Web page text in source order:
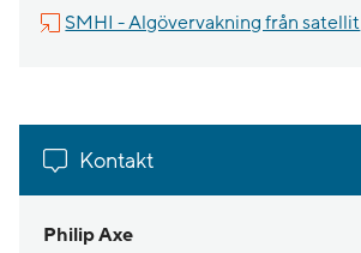
SMHI - Algövervakning från satellit
Kontakt
Philip Axe